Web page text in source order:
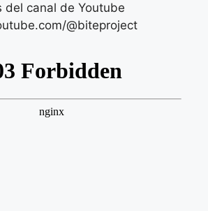
del canal de Youtube
@biteproject